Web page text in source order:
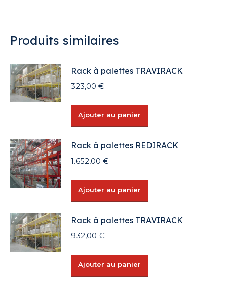
Produits similaires
Rack à palettes TRAVIRACK
323,00 €
Ajouter au panier
Rack à palettes REDIRACK
1.652,00 €
Ajouter au panier
Rack à palettes TRAVIRACK
932,00 €
Ajouter au panier